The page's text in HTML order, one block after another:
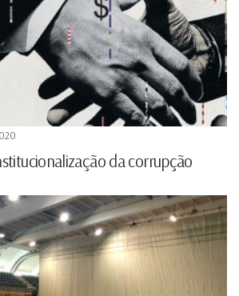
da corrupção